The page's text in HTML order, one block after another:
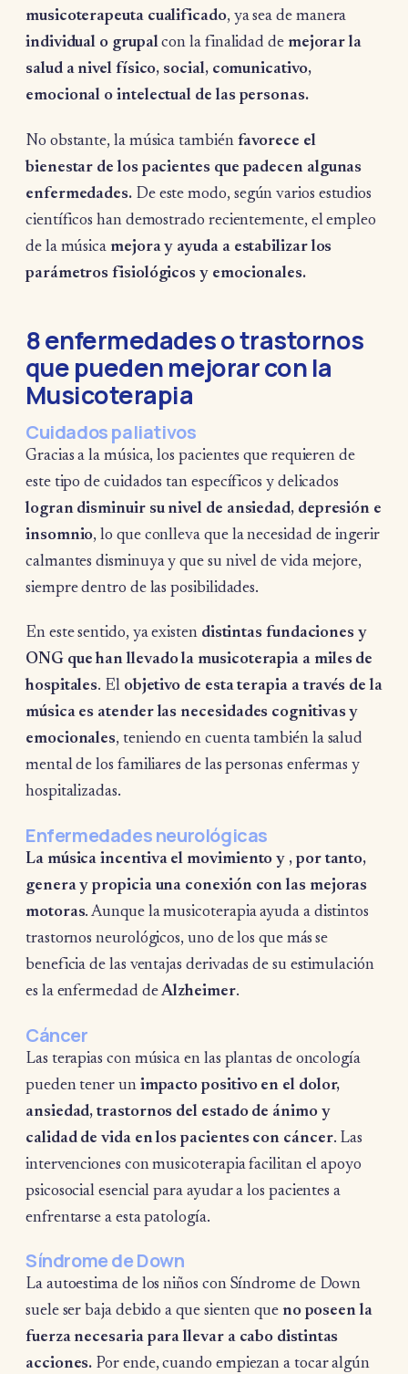
musicoterapeuta cualificado, ya sea de manera
individual o grupalcon la finalidad de mejorar la
salud a nivel físico, social, comunicativo,
emocional o intelectual de las personas.
No obstante, la música tambiénfavorece el
bienestar de los pacientes que padecen algunas
enfermedades.De este modo, según varios estudios
científicos han demostrado recientemente, el empleo
de la música mejora y ayuda a estabilizar los
parámetros fisiológicos y emocionales.
8 enfermedades o trastornos
que pueden mejorar con la
Musicoterapia
Cuidados paliativos
Gracias a la música, los pacientes que requieren de
este tipo de cuidados tan específicos y delicados
logran disminuir su nivel de ansiedad, depresión e
insomnio, lo que conlleva que la necesidad de ingerir
calmantes disminuya y que su nivel de vida mejore,
siempre dentro de las posibilidades.
En este sentido, ya existen distintas fundaciones y
ONG que han llevado la musicoterapia a miles de
hospitales. El objetivo de esta terapia a través de la
música es atender las necesidades cognitivas y
emocionales, teniendo en cuenta también la salud
mental de los familiares de las personas enfermas y
hospitalizadas.
Enfermedades neurológicas
La música incentiva el movimiento y , por tanto,
genera y propicia una conexión con las mejoras
motoras. Aunque la musicoterapia ayuda a distintos
trastornos neurológicos, uno de los que más se
beneficia de las ventajas derivadas de su estimulación
es la enfermedad deAlzheimer.
Cáncer
Las terapias con música en las plantas de oncología
pueden tener un impacto positivo en el dolor,
ansiedad, trastornos del estado de ánimo y
calidad de vida en los pacientes con cáncer. Las
intervenciones con musicoterapia facilitan el apoyo
psicosocial esencial para ayudar a los pacientes a
enfrentarse a esta patología.
Síndrome de Down
La autoestima de los niños con Síndrome de Down
suele ser baja debido a que sienten que no poseen la
fuerza necesaria para llevar a cabo distintas
acciones. Por ende, cuando empiezan a tocar algún